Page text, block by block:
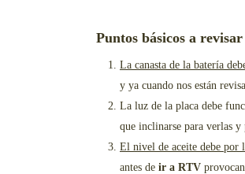
Puntos básicos a
La canasta de la batería
y ya cuando nos están
La luz de la placa debe
que inclinarse para verlas y
El nivel de aceite debe por
antes de ir a RTV